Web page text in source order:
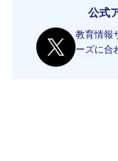
公式
教育情報
ーズに合